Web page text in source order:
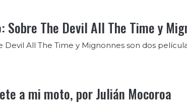
Sobre The Devil All The Time y
Devil All The Time y Mignonnes son dos
a mi moto, por Julián Mocoroa